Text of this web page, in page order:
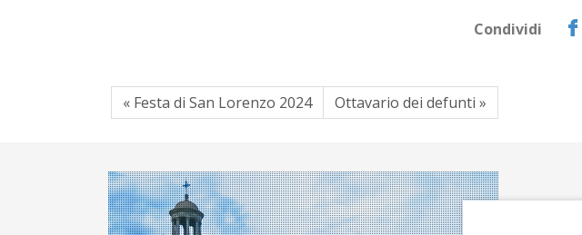
Condividi
« Festa di San Lorenzo 2024 Ottavario dei defunti »